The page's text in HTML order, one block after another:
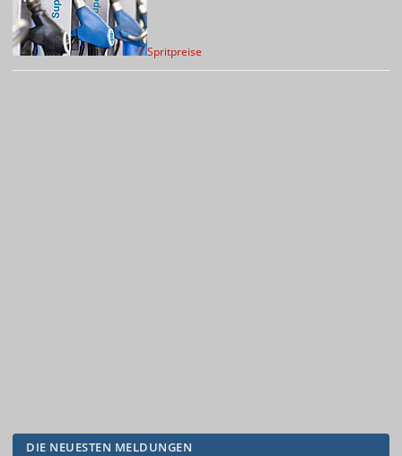
Spritpreise
DIE NEUESTEN MELDUNGEN